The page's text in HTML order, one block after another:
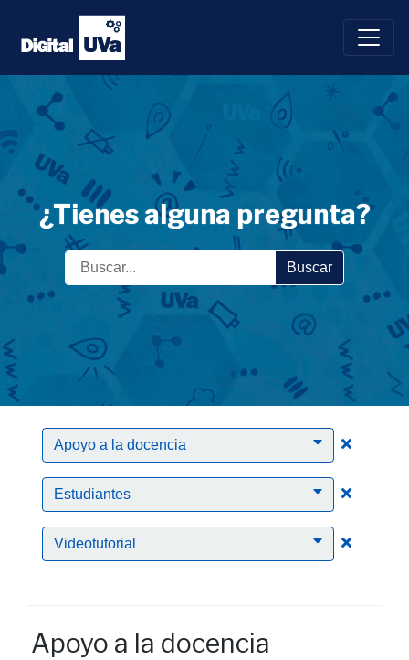
Saltar
contenido
¿Tienes alguna pregunta?
Buscar
Apoyo a la docencia Clic
Estudiantes Clic
Videotutorial Clic
Apoyo a la docencia